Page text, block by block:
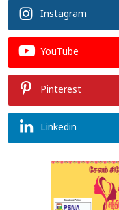
Instagram
YouTube
Pinterest
Linkedin